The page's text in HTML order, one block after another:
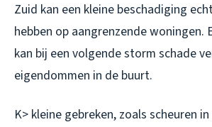
Zuid kan een kleine beschadiging
hebben op aangrenzende woningen.
kan bij een volgende storm schade
eigendommen in de buurt.
K> kleine gebreken, zoals scheuren